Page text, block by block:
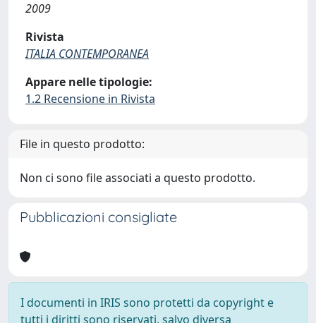
2009
Rivista
ITALIA CONTEMPORANEA
Appare nelle tipologie:
1.2 Recensione in Rivista
File in questo prodotto:
Non ci sono file associati a questo prodotto.
Pubblicazioni consigliate
I documenti in IRIS sono protetti da copyright e
tutti i diritti sono riservati, salvo diversa